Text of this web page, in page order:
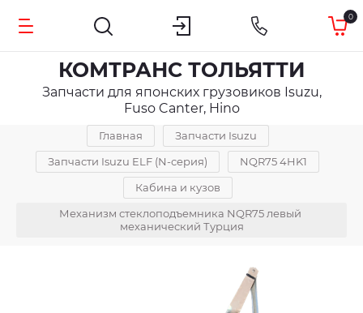
0
КОМТРАНС ТОЛЬЯТТИ
Запчасти для японских грузовиков Isuzu,
Fuso Canter, Hino
Главная
Запчасти Isuzu
Запчасти Isuzu ELF (N-серия)
NQR75 4HK1
Кабина и кузов
Механизм стеклоподъемника NQR75 левый
механический Турция